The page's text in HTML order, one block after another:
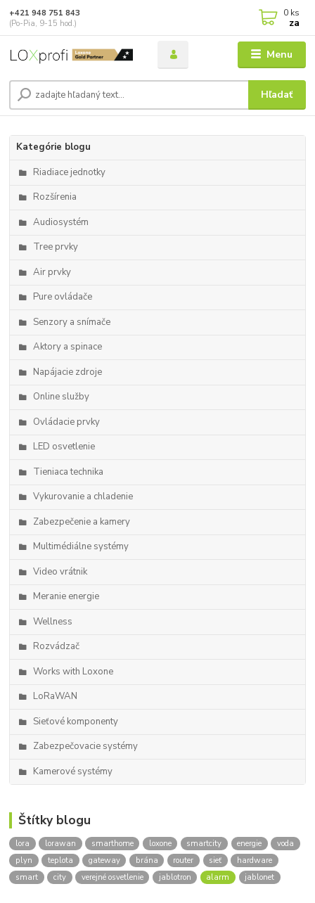
Menu
Hľadať
+421 948 751 843
(Po-Pia, 9-15 hod.)
0 ks
za
Kategórie blogu
Riadiace jednotky
Rozšírenia
Audiosystém
Tree prvky
Air prvky
Pure ovládače
Senzory a snímače
Aktory a spinace
Napájacie zdroje
Online služby
Ovládacie prvky
LED osvetlenie
Tieniaca technika
Vykurovanie a chladenie
Zabezpečenie a kamery
Multimédiálne systémy
Video vrátnik
Meranie energie
Wellness
Rozvádzač
Works with Loxone
LoRaWAN
Sieťové komponenty
Zabezpečovacie systémy
Kamerové systémy
Štítky blogu
lora lorawan smarthome loxone smartcity energie
voda
plyn
teplota gateway brána router sieť
hardware
smart
city verejné osvetlenie jablotron alarm jablonet